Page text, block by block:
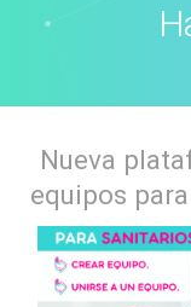
Nueva
equipos